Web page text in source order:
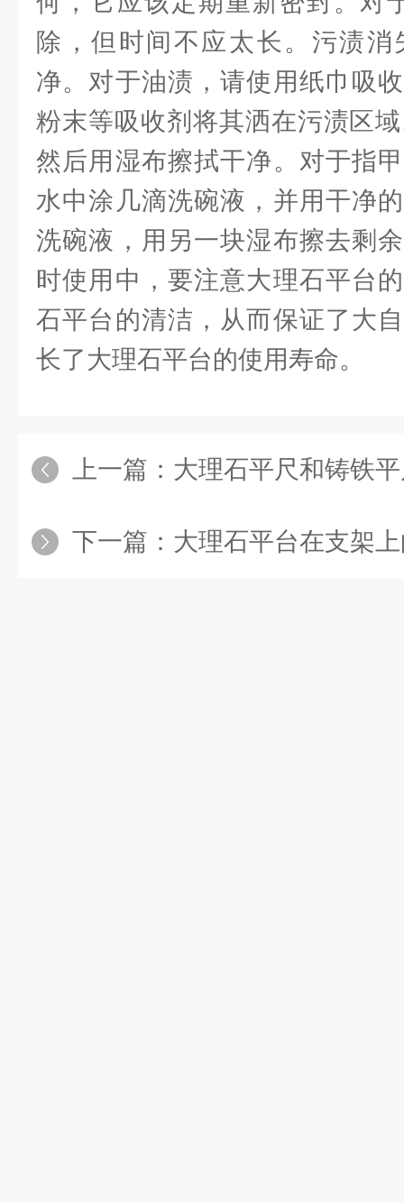
除，但时间不应太长。污渍
净。对于油渍，请使用纸巾吸
粉末等吸收剂将其洒在污渍区
然后用湿布擦拭干净。对于指
水中涂几滴洗碗液，并用干净
洗碗液，用另一块湿布擦去剩
时使用中，要注意大理石平台
石平台的清洁，从而保证了大
长了大理石平台的使用寿命。
上一篇： 大理石平尺和铸铁
下一篇： 大理石平台在支架